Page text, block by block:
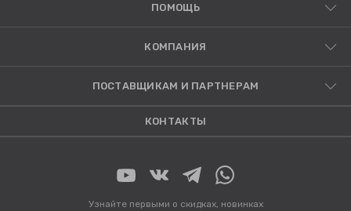
ПОМОЩЬ
КОМПАНИЯ
ПОСТАВЩИКАМ И ПАРТНЕРАМ
КОНТАКТЫ
Узнайте первыми о скидках, новинках